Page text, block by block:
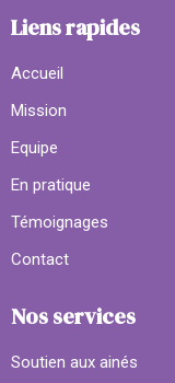
Liens rapides
Accueil
Mission
Equipe
En pratique
Témoignages
Contact
Nos services
Soutien aux ainés